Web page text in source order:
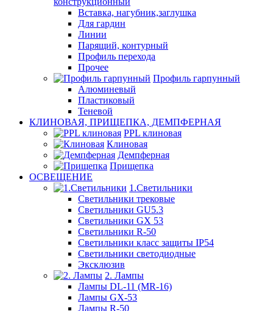
Вставка, нагубник,заглушка
Для гардин
Линии
Парящий, контурный
Профиль перехода
Прочее
Профиль гарпунный
Алюминевый
Пластиковый
Теневой
КЛИНОВАЯ, ПРИЩЕПКА, ДЕМПФЕРНАЯ
PPL клиновая
Клиновая
Демпферная
Прищепка
ОСВЕЩЕНИЕ
1.Светильники
Светильники трековые
Светильники GU5.3
Светильники GX 53
Светильники R-50
Светильники класс защиты IP54
Светильники светодиодные
Эксклюзив
2. Лампы
Лампы DL-11 (MR-16)
Лампы GX-53
Лампы R-50